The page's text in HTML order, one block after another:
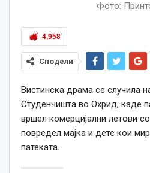
Фото:
4,958
Сподели
Вистинска драма се случила
Студенчишта во Охрид, каде
вршел комерцијални летови
повредел мајка и дете кои
патеката.